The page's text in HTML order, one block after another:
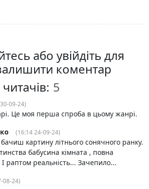
або увійдіть для
коментар
09-24)
Це моя перша спроба в цьому жанрі.
(16:14 24-09-24)
картину літнього сонячного ранку.
бабусина кімната , повна
І раптом реальність... Зачепило...
08-24)